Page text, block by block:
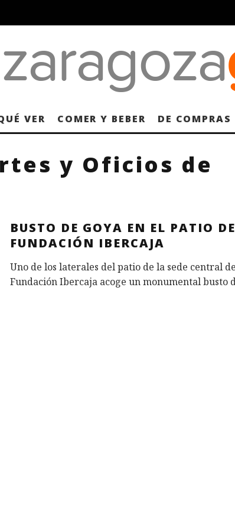
VER COMER Y BEBER DE COMPRAS
y Oficios de
BUSTO DE GOYA EN EL PATIO
FUNDACIÓN IBERCAJA
Uno de los laterales del patio de la sede central de
Fundación Ibercaja acoge un monumental busto